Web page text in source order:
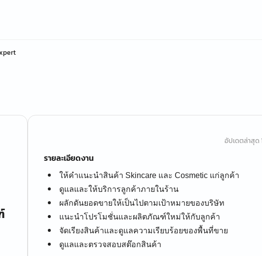
อัปเดตล่าสุด
รายละเอียดงาน
ให้คำแนะนำสินค้า Skincare และ Cosmetic แก่ลูกค้า
ดูแลและให้บริการลูกค้าภายในร้าน
ผลักดันยอดขายให้เป็นไปตามเป้าหมายของบริษัท
แนะนำโปรโมชั่นและผลิตภัณฑ์ใหม่ให้กับลูกค้า
จัดเรียงสินค้าและดูแลความเรียบร้อยของพื้นที่ขาย
ดูแลและตรวจสอบสต๊อกสินค้า